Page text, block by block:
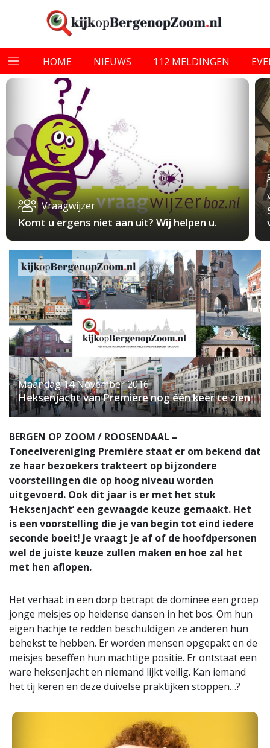
HOME NIEUWS 112 MELDINGEN
Vraagwijzer
Komt u ergens niet aan uit? Wij helpen u.
Maandag 14 November 2016
Heksenjacht van Première nog één keer te zien
BERGEN OP ZOOM / ROOSENDAAL –
Toneelvereniging Première staat er om bekend dat
ze haar bezoekers trakteert op bijzondere
voorstellingen die op hoog niveau worden
uitgevoerd. Ook dit jaar is er met het stuk
‘Heksenjacht’ een gewaagde keuze gemaakt. Het
is een voorstelling die je van begin tot eind iedere
seconde boeit! Je vraagt je af of de hoofdpersonen
wel de juiste keuze zullen maken en hoe zal het
met hen aflopen.
Het verhaal: in een dorp betrapt de dominee een groep
jonge meisjes op heidense dansen in het bos. Om hun
eigen hachje te redden beschuldigen ze anderen hun
behekst te hebben. Er worden mensen opgepakt en de
meisjes beseffen hun machtige positie. Er ontstaat een
ware heksenjacht en niemand lijkt veilig. Kan iemand
het tij keren en deze duivelse praktijken stoppen…?